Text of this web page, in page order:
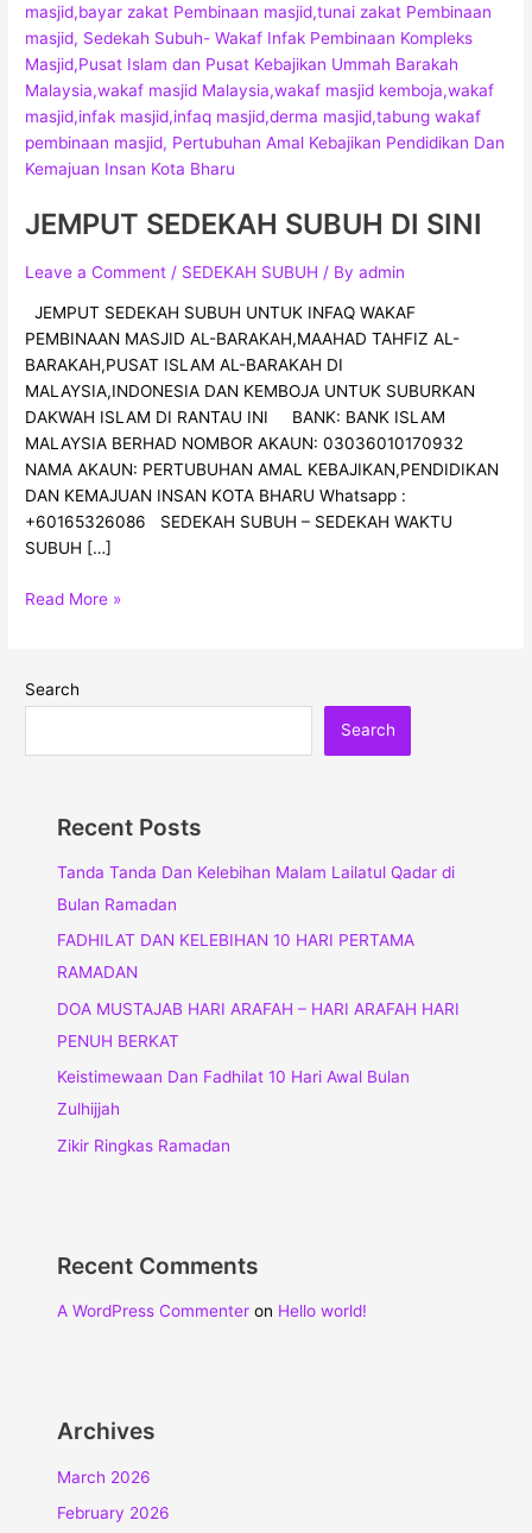
JEMPUT SEDEKAH SUBUH DI SINI
Leave a Comment / SEDEKAH SUBUH / Byadmin
JEMPUT SEDEKAH SUBUH UNTUK INFAQ WAKAF
PEMBINAAN MASJID AL-BARAKAH,MAAHAD TAHFIZ AL-
BARAKAH,PUSAT ISLAM AL-BARAKAH DI
MALAYSIA,INDONESIA DAN KEMBOJA UNTUK SUBURKAN
DAKWAH ISLAM DI RANTAU INI BANK: BANK ISLAM
MALAYSIA BERHAD NOMBOR AKAUN: 03036010170932
NAMA AKAUN: PERTUBUHAN AMAL KEBAJIKAN,PENDIDIKAN
DAN KEMAJUAN INSAN KOTA BHARU Whatsapp :
+60165326086 SEDEKAH SUBUH – SEDEKAH WAKTU
SUBUH […]
Read More »
Search
Search
Recent Posts
Tanda Tanda Dan Kelebihan Malam Lailatul Qadar di
Bulan Ramadan
FADHILAT DAN KELEBIHAN 10 HARI PERTAMA
RAMADAN
DOA MUSTAJAB HARI ARAFAH – HARI ARAFAH HARI
PENUH BERKAT
Keistimewaan Dan Fadhilat 10 Hari Awal Bulan
Zulhijjah
Zikir Ringkas Ramadan
Recent Comments
A WordPress Commenter on Hello world!
Archives
March 2026
February 2026